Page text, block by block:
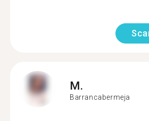
M.
Barrancabermeja